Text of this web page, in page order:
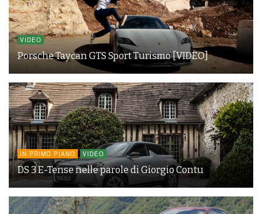
VIDEO
Porsche Taycan GTS Sport Turismo [VIDEO]
IN PRIMO PIANO VIDEO
DS 3 E-Tense nelle parole di Giorgio Contu